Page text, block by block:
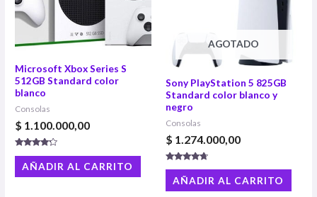
Microsoft Xbox Series S
512GB Standard color
blanco
Consolas
$ 1.100.000,00
Valorado
con
4.00
de 5
AÑADIR AL CARRITO
AGOTADO
Sony PlayStation 5 825GB
Standard color blanco y
negro
Consolas
$ 1.274.000,00
Valorado
con
4.50
de 5
AÑADIR AL CARRITO